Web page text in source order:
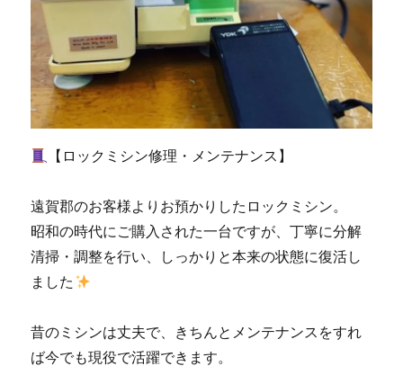
ン
倉
の
お
客
様
ご
依
【ロックミシン修理・メンテナンス】
遠賀郡のお客様よりお預かりしたロックミシン。
昭和の時代にご購入された一台ですが、丁寧に分解
清掃・調整を行い、しっかりと本来の状態に復活し
ました
昔のミシンは丈夫で、きちんとメンテナンスをすれ
ば今でも現役で活躍できます。